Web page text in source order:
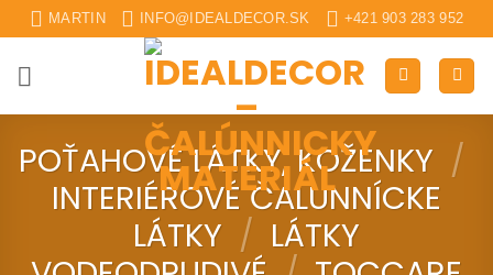
Skip
to
content
MARTIN INFO@IDEALDECOR.SK +421 903 283 952
POŤAHOVÉ LÁTKY, KOŽENKY /
INTERIÉROVÉ ČALUNNÍCKE
LÁTKY / LÁTKY